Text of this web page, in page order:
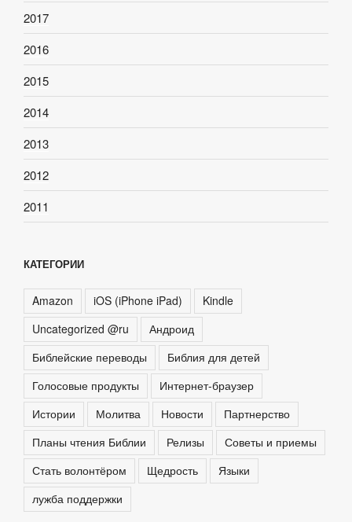
2017
2016
2015
2014
2013
2012
2011
КАТЕГОРИИ
Amazon iOS (iPhone iPad)
Kindle
Uncategorized @ru
Андроид
Библейские переводы
Библия для детей
Голосовые продукты
Интернет-браузер
Истории
Молитва Новости
Партнерство
Планы чтения Библии
Релизы
Советы и приемы
Стать волонтёром
Щедрость
Языки
лужба поддержки